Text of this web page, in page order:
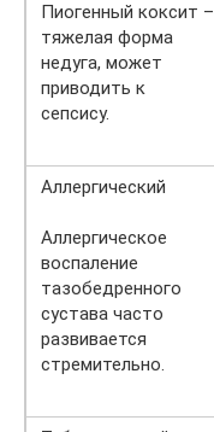
Пиогенный коксит –
тяжелая форма
недуга, может
приводить к
сепсису.
Аллергический
Аллергическое
воспаление
тазобедренного
сустава часто
развивается
стремительно.